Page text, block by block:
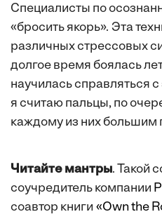
Специалисты по
«бросить якорь». Эта
различных стрессовых
долгое время боялась
научилась справляться
я считаю пальцы, по
каждому из них большим
Читайте мантры. Такой
соучредитель компании
соавтор книги «Own the